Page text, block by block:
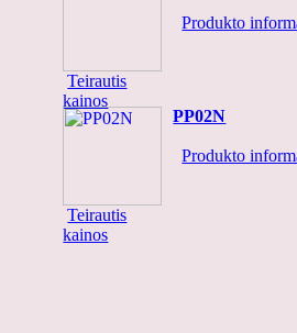
Teirautis
kainos
Produkto
Teirautis
kainos
PP02N
Produkto